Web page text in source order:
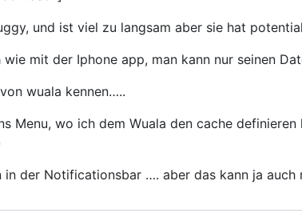
und ist viel zu langsam aber sie hat
mit der Iphone app, man kann nur seinen
wuala kennen…..
Menu, wo ich dem Wuala den cache
in der Notificationsbar …. aber das kann ja auch